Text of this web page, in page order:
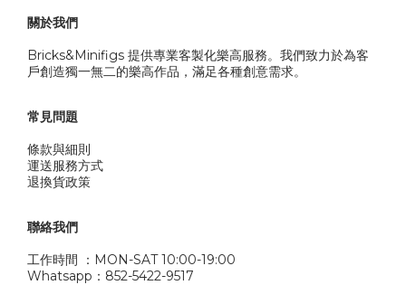
關於我們
Bricks&Minifigs 提供專業客製化樂高服務。我們致力於為客
戶創造獨一無二的樂高作品，滿足各種創意需求。
常見問題
條款與細則
運送服務方式
退換貨政策
聯絡我們
工作時間 ：MON-SAT 10:00-19:00
Whatsapp：852-5422-9517